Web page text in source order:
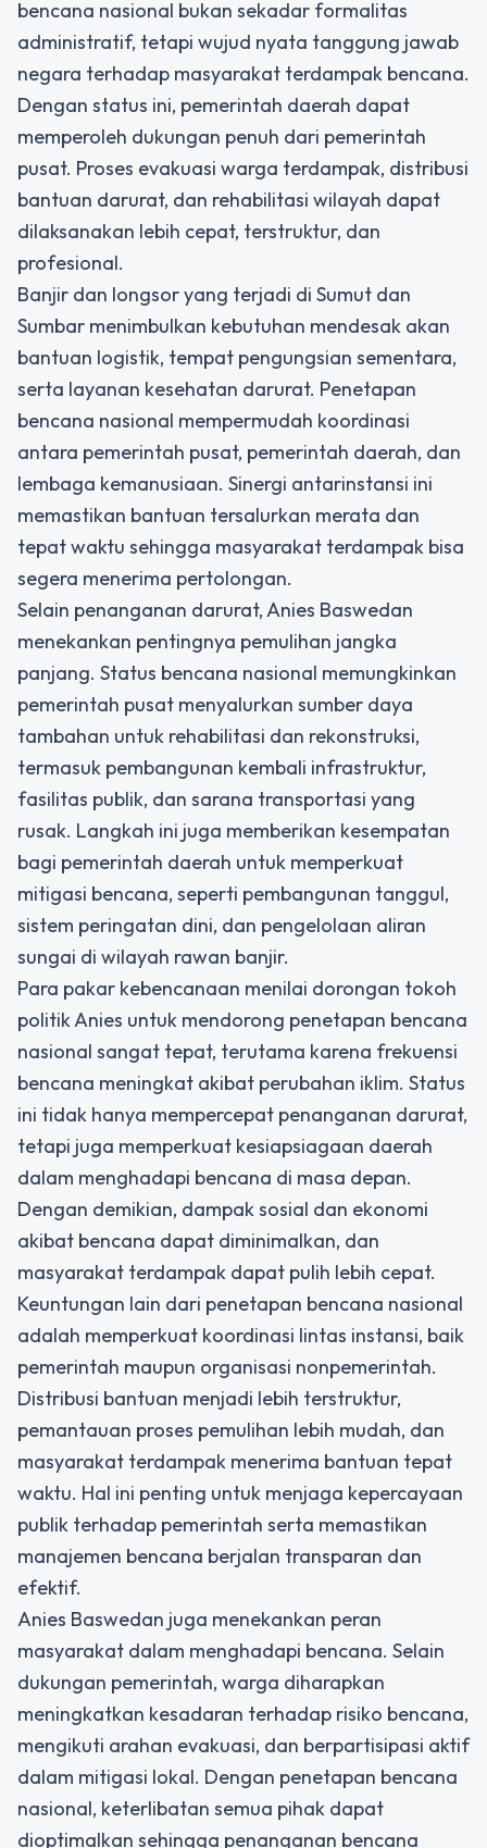
bencana nasional bukan sekadar formalitas
administratif, tetapi wujud nyata tanggung jawab
negara terhadap masyarakat terdampak bencana.
Dengan status ini, pemerintah daerah dapat
memperoleh dukungan penuh dari pemerintah
pusat. Proses evakuasi warga terdampak, distribusi
bantuan darurat, dan rehabilitasi wilayah dapat
dilaksanakan lebih cepat, terstruktur, dan
profesional.
Banjir dan longsor yang terjadi di Sumut dan
Sumbar menimbulkan kebutuhan mendesak akan
bantuan logistik, tempat pengungsian sementara,
serta layanan kesehatan darurat. Penetapan
bencana nasional mempermudah koordinasi
antara pemerintah pusat, pemerintah daerah, dan
lembaga kemanusiaan. Sinergi antarinstansi ini
memastikan bantuan tersalurkan merata dan
tepat waktu sehingga masyarakat terdampak bisa
segera menerima pertolongan.
Selain penanganan darurat, Anies Baswedan
menekankan pentingnya pemulihan jangka
panjang. Status bencana nasional memungkinkan
pemerintah pusat menyalurkan sumber daya
tambahan untuk rehabilitasi dan rekonstruksi,
termasuk pembangunan kembali infrastruktur,
fasilitas publik, dan sarana transportasi yang
rusak. Langkah ini juga memberikan kesempatan
bagi pemerintah daerah untuk memperkuat
mitigasi bencana, seperti pembangunan tanggul,
sistem peringatan dini, dan pengelolaan aliran
sungai di wilayah rawan banjir.
Para pakar kebencanaan menilai dorongan tokoh
politik Anies untuk mendorong penetapan bencana
nasional sangat tepat, terutama karena frekuensi
bencana meningkat akibat perubahan iklim. Status
ini tidak hanya mempercepat penanganan darurat,
tetapi juga memperkuat kesiapsiagaan daerah
dalam menghadapi bencana di masa depan.
Dengan demikian, dampak sosial dan ekonomi
akibat bencana dapat diminimalkan, dan
masyarakat terdampak dapat pulih lebih cepat.
Keuntungan lain dari penetapan bencana nasional
adalah memperkuat koordinasi lintas instansi, baik
pemerintah maupun organisasi nonpemerintah.
Distribusi bantuan menjadi lebih terstruktur,
pemantauan proses pemulihan lebih mudah, dan
masyarakat terdampak menerima bantuan tepat
waktu. Hal ini penting untuk menjaga kepercayaan
publik terhadap pemerintah serta memastikan
manajemen bencana berjalan transparan dan
efektif.
Anies Baswedan juga menekankan peran
masyarakat dalam menghadapi bencana. Selain
dukungan pemerintah, warga diharapkan
meningkatkan kesadaran terhadap risiko bencana,
mengikuti arahan evakuasi, dan berpartisipasi aktif
dalam mitigasi lokal. Dengan penetapan bencana
nasional, keterlibatan semua pihak dapat
dioptimalkan sehingga penanganan bencana